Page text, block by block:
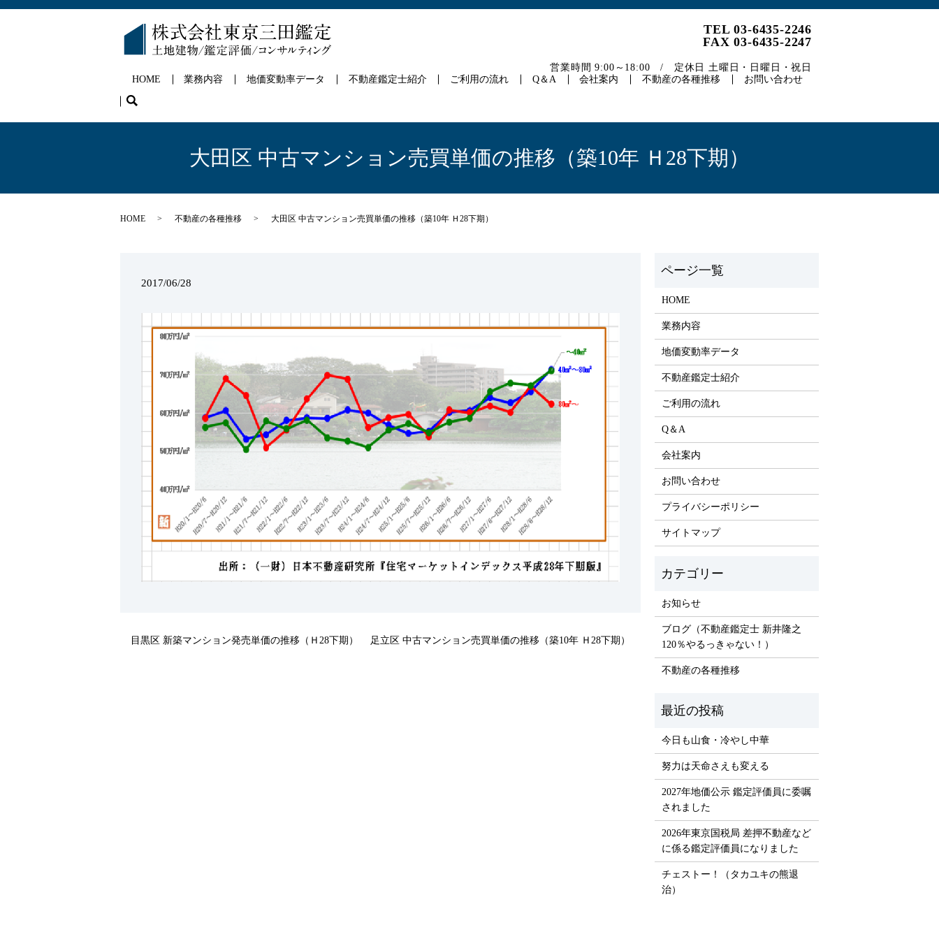
HOME 業務内容 地価変動率データ 不動産鑑定士紹介 ご利用の流れ Q＆A 会社案内 不動産の各種推移 お問い合わせ
search
TEL 03-6435-2246
FAX 03-6435-2247
営業時間 9:00～18:00 / 定休日 土曜日・日曜日・祝日
大田区 中古マンション売買単価の推移（築10年 Ｈ28下期）
HOME 不動産の各種推移 大田区 中古マンション売買単価の推移（築10年 Ｈ28下期）
2017/06/28
目黒区 新築マンション発売単価の推移（Ｈ28下期） 足立区 中古マンション売買単価の推移（築10年 Ｈ28下期）
HOME
業務内容
地価変動率データ
不動産鑑定士紹介
ご利用の流れ
Q＆A
会社案内
お問い合わせ
プライバシーポリシー
サイトマップ
お知らせ
ブログ（不動産鑑定士 新井隆之
120％やるっきゃない！）
不動産の各種推移
今日も山食・冷やし中華
努力は天命さえも変える
2027年地価公示 鑑定評価員に委嘱
されました
2026年東京国税局 差押不動産など
に係る鑑定評価員になりました
チェストー！（タカユキの熊退
治）